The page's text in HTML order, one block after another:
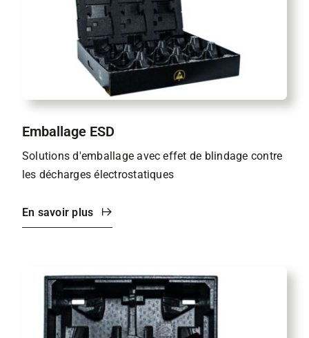
Emballage ESD
Solutions d'emballage avec effet de blindage contre
les décharges électrostatiques
En savoir plus